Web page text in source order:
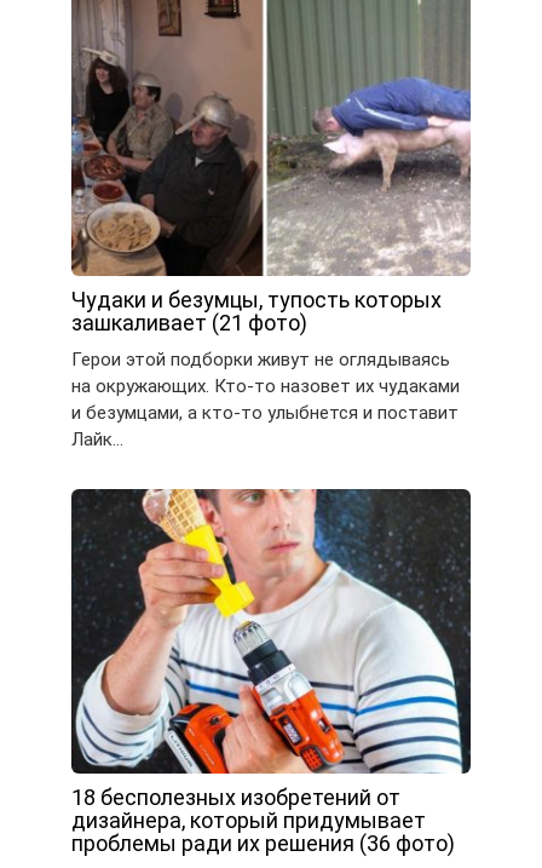
Чудаки и безумцы, тупость которых
зашкаливает (21 фото)
Герои этой подборки живут не оглядываясь
на окружающих. Кто-то назовет их чудаками
и безумцами, а кто-то улыбнется и поставит
Лайк…
18 бесполезных изобретений от
дизайнера, который придумывает
проблемы ради их решения (36 фото)